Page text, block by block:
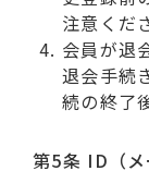
注意くだ
会員が退
退会手続
続の終了
第5条 ID（